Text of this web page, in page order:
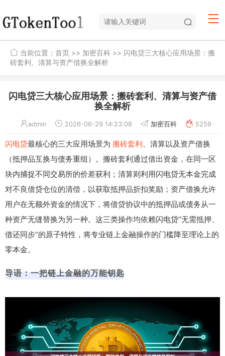
当前位置： 首页 >> 加密百科 >> 闪电贷三大核心应用场景：搬
砖套利、清算与资产借换全解析
闪电贷三大核心应用场景：搬砖套利、清算与资产借
换全解析
admin 2026-06-29 14:23:08 加密百科 5259
闪电贷最核心的三大应用场景为 搬砖套利 、清算以及资产借换
（抵押品互换与债务重组）。搬砖套利通过借出资金，在同一区
块内捕捉不同交易所的价差获利；清算则利用闪电贷无本金完成
对不良借贷仓位的清偿，以获取抵押品折扣奖励；资产借换允许
用户在无额外资金的情况下，将借贷协议中的抵押品或债务从一
种资产无缝替换为另一种。这三类操作均依赖闪电贷“无需抵押、
借还同步”的原子特性，将专业链上金融操作的门槛降至理论上的
零本金。
导语：一把链上金融的万能钥匙